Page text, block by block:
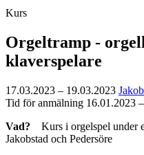
Kurs
Orgeltramp -
klaverspelare
17.03.2023 – 19.03.2023
Tid för anmälning 16.01.2023
Vad? Kurs i orgelspel under
Jakobstad och Pedersöre